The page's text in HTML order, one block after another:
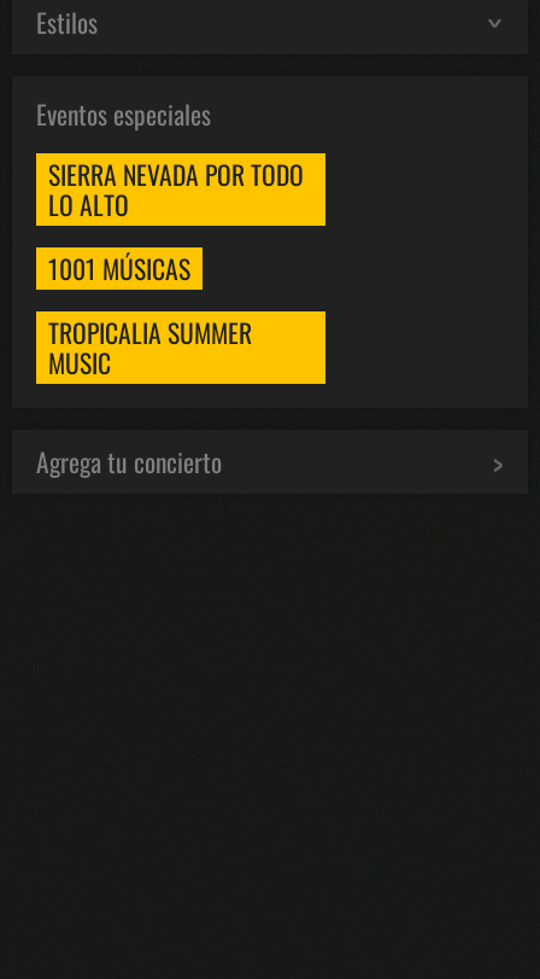
Estilos
Eventos especiales
SIERRA NEVADA POR TODO
LO ALTO
1001 MÚSICAS
TROPICALIA SUMMER
MUSIC
Agrega tu concierto